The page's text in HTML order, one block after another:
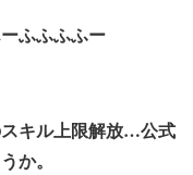
ふふふふー
キル上限解放…公式
か。